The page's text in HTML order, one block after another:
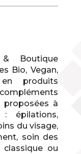
Boutique
Bio, Vegan,
produits
proposées à
épilations,
du visage,
soin des
ou